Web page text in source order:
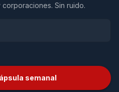
Sin ruido.
semanal